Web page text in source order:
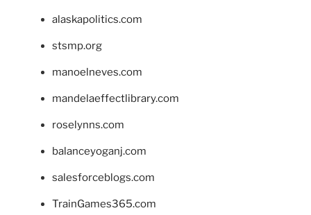
alaskapolitics.com
stsmp.org
manoelneves.com
mandelaeffectlibrary.com
roselynns.com
balanceyoganj.com
salesforceblogs.com
TrainGames365.com